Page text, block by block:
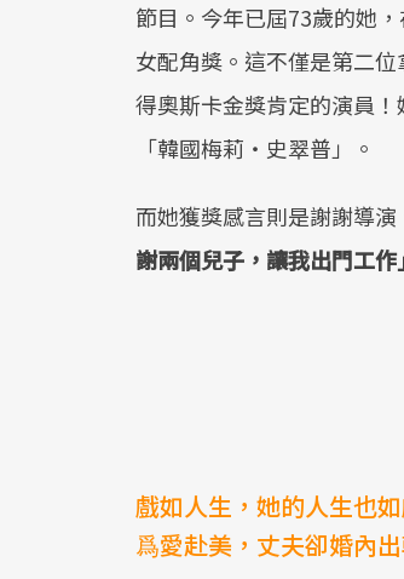
節目。今年已屆73歲的她
女配角獎。這不僅是第二
得奧斯卡金獎肯定的演員
「韓國梅莉・史翠普」。
而她獲獎感言則是謝謝導
謝兩個兒子，讓我出門工
戲如人生，她的人生也
爲愛赴美，丈夫卻婚內